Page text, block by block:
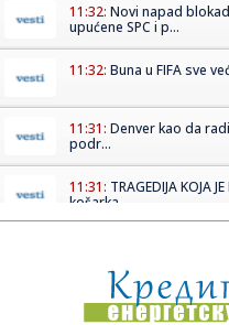
11:32: Novi napad
upućene SPC i p...
11:32: Buna u FIFA sve
11:31: Denver kao da
podr...
11:31: TRAGEDIJA KOJA
košarka...
11:28:U požaru u
šestočla...